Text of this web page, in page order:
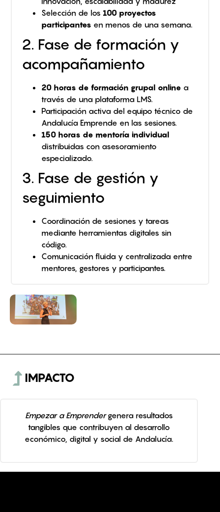
Selección de los 100 proyectos
participantes en menos de una semana.
2. Fase de formación y
acompañamiento
20 horas de formación grupal online a
través de una plataforma LMS.
Participación activa del equipo técnico de
Andalucía Emprende en las sesiones.
150 horas de mentoría individual
distribuidas con asesoramiento
especializado.
3. Fase de gestión y
seguimiento
Coordinación de sesiones y tareas
mediante herramientas digitales sin
código.
Comunicación fluida y centralizada entre
mentores, gestores y participantes.
IMPACTO
Empezar a Emprendergenera resultados
tangibles que contribuyen al desarrollo
económico, digital y social de Andalucía.